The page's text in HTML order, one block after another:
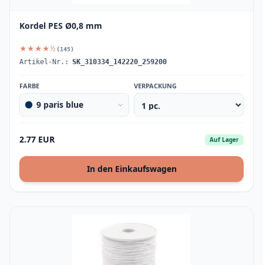
Kordel PES Ø0,8 mm
★★★★½ (145)
Artikel-Nr.: SK_310334_142220_259200
FARBE
9 paris blue
VERPACKUNG
2.77 EUR Auf Lager
In den Einkaufswagen